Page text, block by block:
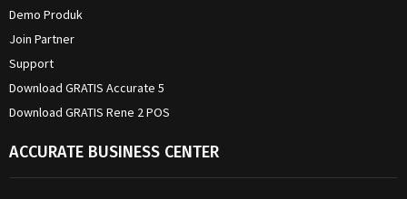
Demo Produk
Join Partner
Support
Download GRATIS Accurate 5
Download GRATIS Rene 2 POS
ACCURATE BUSINESS CENTER